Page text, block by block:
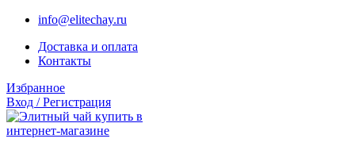
info@elitechay.ru
Доставка и оплата
Контакты
Избранное
Вход / Регистрация